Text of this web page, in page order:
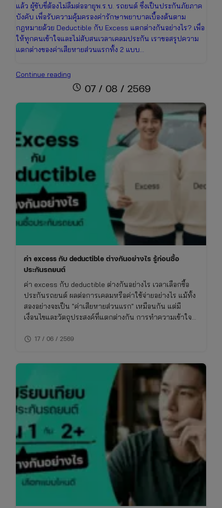
แล้ว ผู้ขับขี่ต้องไม่ลืมต่ออายุพ.ร.บ. รถยนต์ ซึ่งเป็นประกันภัยภาค
บังคับ เพื่อรับความคุ้มครองค่ารักษาพยาบาลเบื้องต้นตาม
กฎหมายด้วย Deductible กับ Excess แตกต่างกันอย่างไร? เพื่อ
ให้ทุกคนเข้าใจและไม่สับสนเวลาเคลมประกัน เราขอสรุปความ
แตกต่างของค่าเสียหายส่วนแรกทั้ง 2 แบบ…
Continue reading
คือ
มี
รถ
รู้
ก่อน
ซื้อ
ประกัน
schedule 07 / 08 / 2569
ค่า excess กับ deductible ต่างกันอย่างไร รู้ก่อนซื้อ
ประกันรถยนต์
ค่า excess กับ deductible ต่างกันอย่างไร เวลาเลือกซื้อ
ประกันรถยนต์ ผลต่อการเคลมหรือค่าใช้จ่ายอย่างไร แม้ทั้ง
สองอย่างจะเป็น "ค่าเสียหายส่วนแรก" เหมือนกัน แต่มี
เงื่อนไขและวัตถุประสงค์ที่แตกต่างกัน การทำความเข้าใจ
ไม่พลาดย้อนหลัง
schedule 17 / 06 / 2569